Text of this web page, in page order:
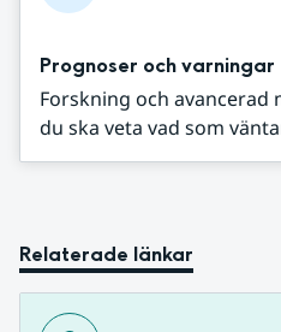
Prognoser och varningar
Forskning och
du ska veta vad som
Relaterade länkar